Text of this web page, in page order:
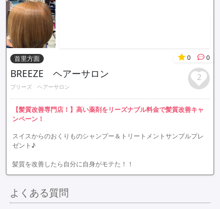
首里方面 0 0
BREEZE ヘアーサロン
ブリーズ ヘアーサロン
2
【髪質改善専門店！】高い薬剤をリーズナブル料金で髪質改善キャ
ンペーン！
スイスからのおくりものシャンプー＆トリートメントサンプルプレ
ゼント♪
髪質を改善したら自分に自身がモテた！！
よくある質問